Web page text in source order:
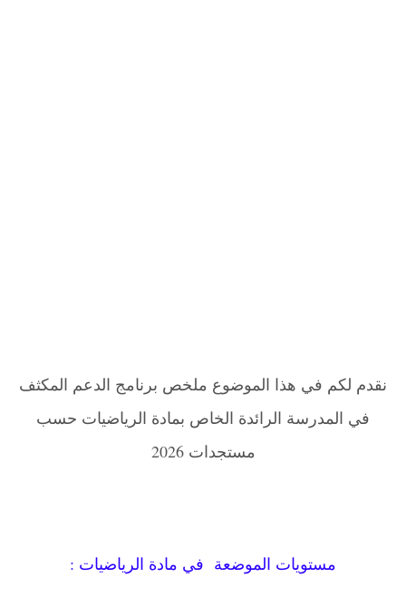
نقدم لكم في هذا الموضوع ملخص برنامج الدعم المكثف
في المدرسة الرائدة الخاص بمادة الرياضيات حسب
مستجدات 2026
مستويات الموضعة في مادة الرياضيات :